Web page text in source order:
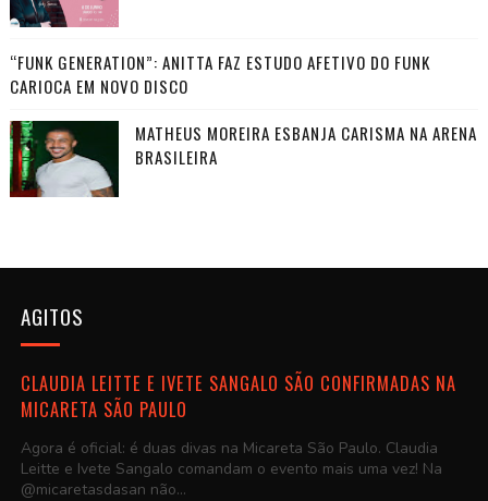
“FUNK GENERATION”: ANITTA FAZ ESTUDO AFETIVO DO FUNK
CARIOCA EM NOVO DISCO
MATHEUS MOREIRA ESBANJA CARISMA NA ARENA
BRASILEIRA
AGITOS
CLAUDIA LEITTE E IVETE SANGALO SÃO CONFIRMADAS NA
MICARETA SÃO PAULO
Agora é oficial: é duas divas na Micareta São Paulo. Claudia
Leitte e Ivete Sangalo comandam o evento mais uma vez! Na
@micaretasdasan não...